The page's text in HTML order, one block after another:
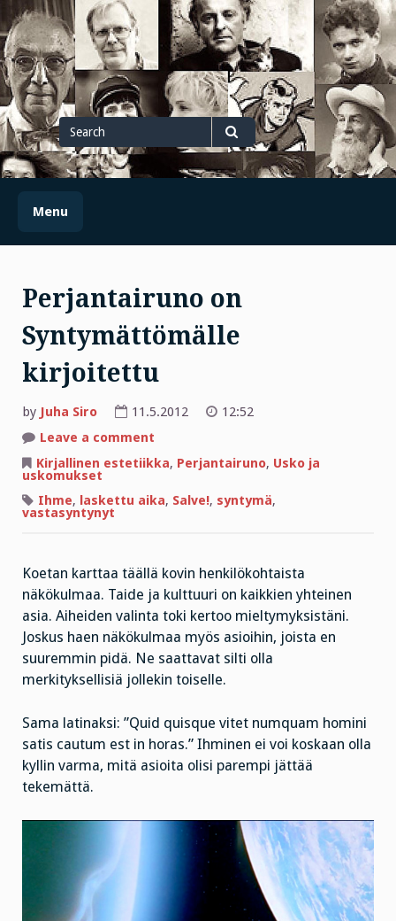
Skip
to
content
Search
for
Search
Menu
Perjantairuno on
Syntymättömälle
kirjoitettu
by Juha Siro 11.5.2012
12:52
Leave a comment
on
Syntymättömälle
Kirjallinen estetiikka, Perjantairuno, Usko ja
uskomukset
Ihme, laskettu aika, Salve!, syntymä,
vastasyntynyt
Koetan karttaa täällä kovin henkilökohtaista
näkökulmaa. Taide ja kulttuuri on kaikkien yhteinen
asia. Aiheiden valinta toki kertoo mieltymyksistäni.
Joskus haen näkökulmaa myös asioihin, joista en
suuremmin pidä. Ne saattavat silti olla
merkityksellisiä jollekin toiselle.
Sama latinaksi: ”Quid quisque vitet numquam homini
satis cautum est in horas.” Ihminen ei voi koskaan olla
kyllin varma, mitä asioita olisi parempi jättää
tekemättä.